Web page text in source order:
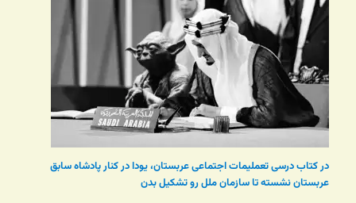
در کتاب درسی تعملیمات اجتماعی عربستان، یودا در کنار پادشاه سابق
عربستان نشسته تا سازمان ملل رو تشکیل بدن